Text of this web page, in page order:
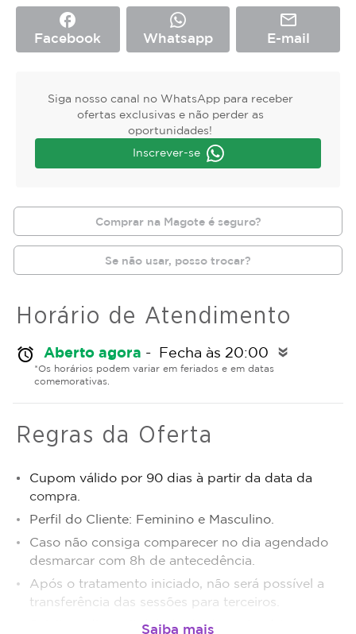
facebook
Facebook Whatsapp
mail_outline
E-mail
Siga nosso canal no WhatsApp para receber
ofertas exclusivas e não perder as
oportunidades!
Inscrever-se
Comprar na Magote é seguro?
Se não usar, posso trocar?
Horário de Atendimento
alarm Aberto agora - Fecha às 20:00 double_arrow
*Os horários podem variar em feriados e em datas
comemorativas.
Regras da Oferta
Cupom válido por 90 dias à partir da data da
compra.
Perfil do Cliente: Feminino e Masculino.
Caso não consiga comparecer no dia agendado
desmarcar com 8h de antecedência.
Após o tratamento iniciado, não será possível a
transferência das sessões para terceiros.
Sujeito a disponibilidade de dias e horários.